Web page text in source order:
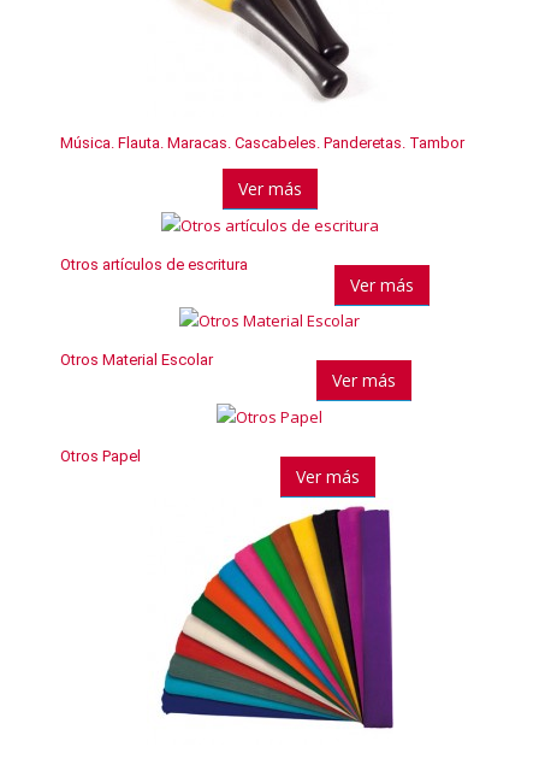
Música. Flauta. Maracas. Cascabeles. Panderetas. Tambor
Ver más
Otros artículos de escritura
Ver más
Otros Material Escolar
Ver más
Otros Papel
Ver más